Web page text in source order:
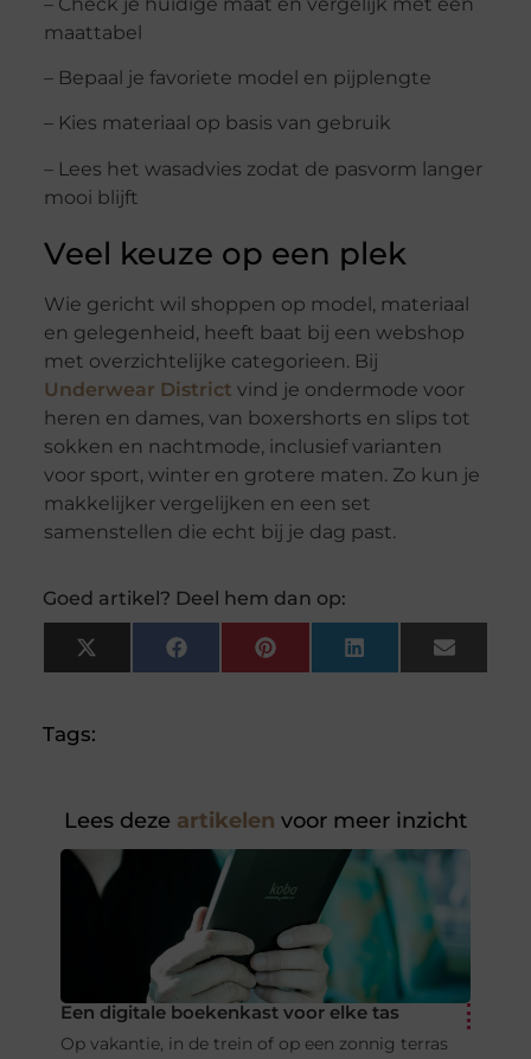
maattabel
– Bepaal je favoriete model en pijplengte
– Kies materiaal op basis van gebruik
– Lees het wasadvies zodat de pasvorm langer
mooi blijft
Veel keuze op een plek
Wie gericht wil shoppen op model, materiaal
en gelegenheid, heeft baat bij een webshop
met overzichtelijke categorieen. Bij
Underwear District vind je ondermode voor
heren en dames, van boxershorts en slips tot
sokken en nachtmode, inclusief varianten
voor sport, winter en grotere maten. Zo kun je
makkelijker vergelijken en een set
samenstellen die echt bij je dag past.
Goed artikel? Deel hem dan op:
X
(Twitter)
FacebookPinterestLinkedInEmail
Tags:
Lees deze artikelen voor meer inzicht
Een digitale boekenkast voor elke tas
Op vakantie, in de trein of op een zonnig terras